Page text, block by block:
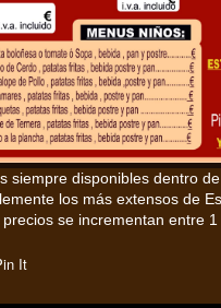
siempre disponibles dentro
los más extensos de
precios se incrementan entre
It